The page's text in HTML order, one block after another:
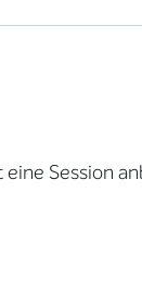
Session